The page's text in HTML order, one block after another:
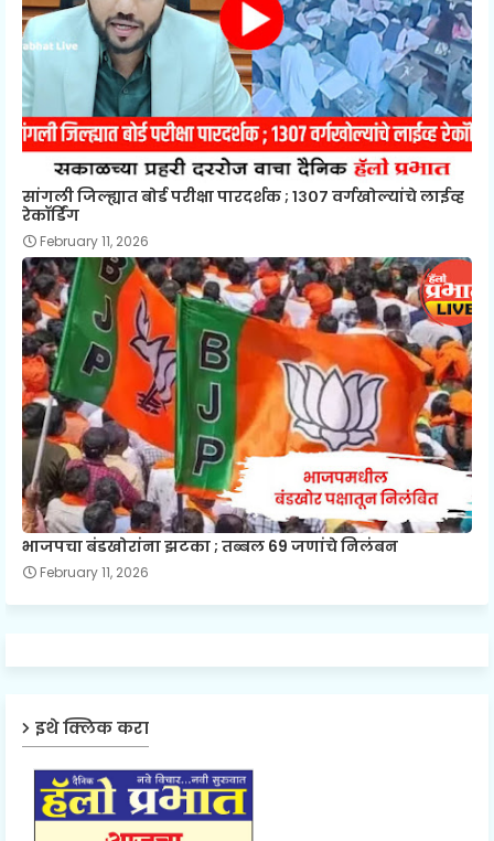
सांगली जिल्ह्यात बोर्ड परीक्षा पारदर्शक ; १३०७ वर्गखोल्यांचे लाईव्ह
रेकॉर्डिंग
February 11, 2026
भाजपचा बंडखोरांना झटका ; तब्बल 69 जणांचे निलंबन
February 11, 2026
इथे क्लिक करा